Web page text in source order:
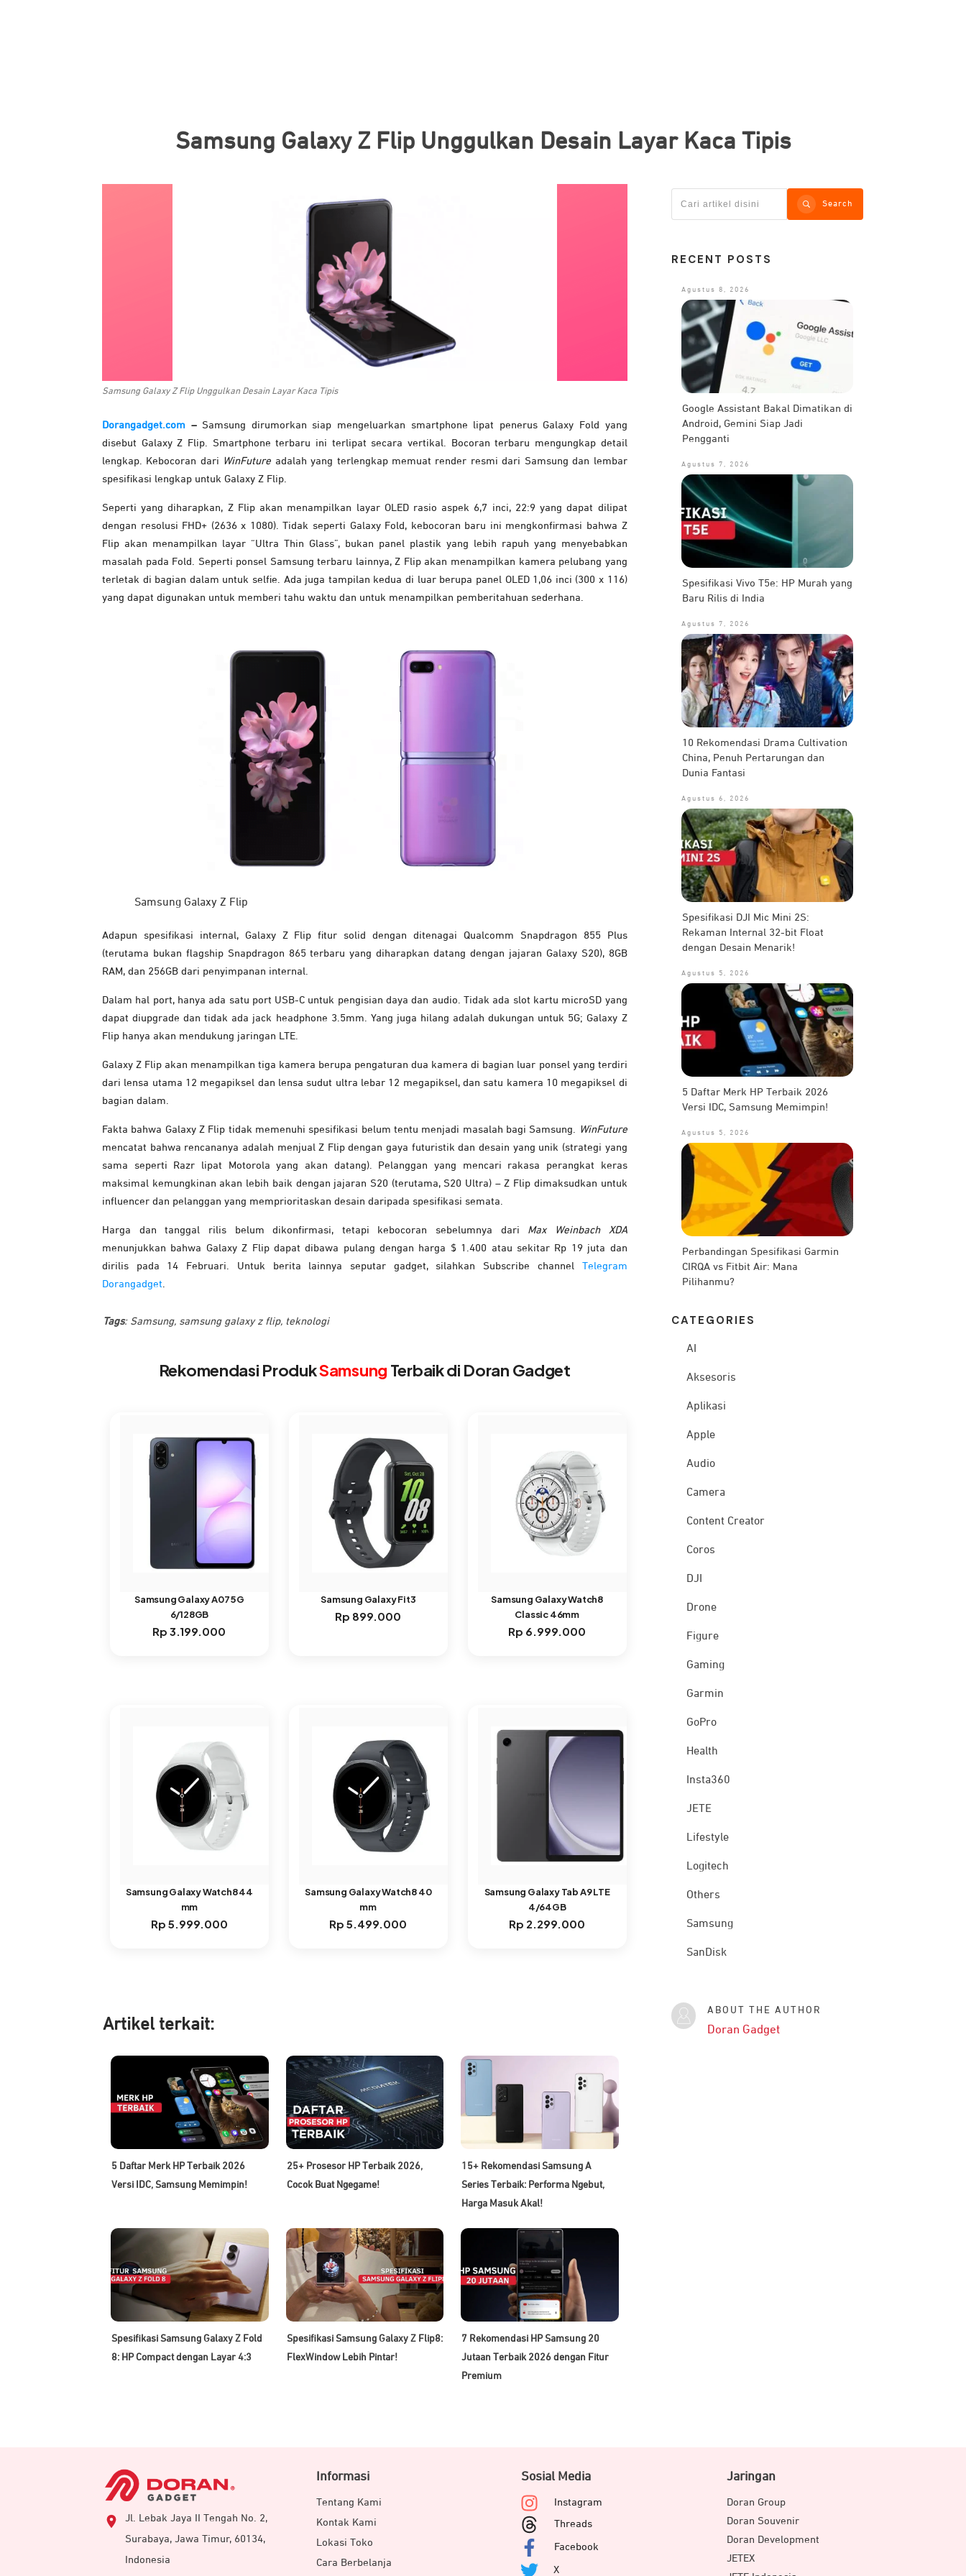
Samsung Galaxy Z Flip Unggulkan Desain Layar Kaca Tipis
Samsung Galaxy Z Flip Unggulkan Desain Layar Kaca Tipis
Dorangadget.com –Samsung dirumorkan siap mengeluarkan smartphone lipat penerus Galaxy Fold yang
disebut Galaxy Z Flip. Smartphone terbaru ini terlipat secara vertikal. Bocoran terbaru mengungkap detail
lengkap. Kebocoran dari WinFuture adalah yang terlengkap memuat render resmi dari Samsung dan lembar
spesifikasi lengkap untuk Galaxy Z Flip.
Seperti yang diharapkan, Z Flip akan menampilkan layar OLED rasio aspek 6,7 inci, 22:9 yang dapat dilipat
dengan resolusi FHD+ (2636 x 1080). Tidak seperti Galaxy Fold, kebocoran baru ini mengkonfirmasi bahwa Z
Flip akan menampilkan layar “Ultra Thin Glass”, bukan panel plastik yang lebih rapuh yang menyebabkan
masalah pada Fold. Seperti ponsel Samsung terbaru lainnya, Z Flip akan menampilkan kamera pelubang yang
terletak di bagian dalam untuk selfie. Ada juga tampilan kedua di luar berupa panel OLED 1,06 inci (300 x 116)
yang dapat digunakan untuk memberi tahu waktu dan untuk menampilkan pemberitahuan sederhana.
Samsung Galaxy Z Flip
Adapun spesifikasi internal, Galaxy Z Flip fitur solid dengan ditenagai Qualcomm Snapdragon 855 Plus
(terutama bukan flagship Snapdragon 865 terbaru yang diharapkan datang dengan jajaran Galaxy S20), 8GB
RAM, dan 256GB dari penyimpanan internal.
Dalam hal port, hanya ada satu port USB-C untuk pengisian daya dan audio. Tidak ada slot kartu microSD yang
dapat diupgrade dan tidak ada jack headphone 3.5mm. Yang juga hilang adalah dukungan untuk 5G; Galaxy Z
Flip hanya akan mendukung jaringan LTE.
Galaxy Z Flip akan menampilkan tiga kamera berupa pengaturan dua kamera di bagian luar ponsel yang terdiri
dari lensa utama 12 megapiksel dan lensa sudut ultra lebar 12 megapiksel, dan satu kamera 10 megapiksel di
bagian dalam.
Fakta bahwa Galaxy Z Flip tidak memenuhi spesifikasi belum tentu menjadi masalah bagi Samsung.
WinFuture
mencatat bahwa rencananya adalah menjual Z Flip dengan gaya futuristik dan desain yang unik (strategi yang
sama seperti Razr lipat Motorola yang akan datang). Pelanggan yang mencari rakasa perangkat keras
maksimal kemungkinan akan lebih baik dengan jajaran S20 (terutama, S20 Ultra) – Z Flip dimaksudkan untuk
influencer dan pelanggan yang memprioritaskan desain daripada spesifikasi semata.
Harga dan tanggal rilis belum dikonfirmasi, tetapi kebocoran sebelumnya dari Max Weinbach XDA
menunjukkan bahwa Galaxy Z Flip dapat dibawa pulang dengan harga $ 1.400 atau sekitar Rp 19 juta dan
dirilis pada 14 Februari. Untuk berita lainnya seputar gadget, silahkan Subscribe channel Telegram
Dorangadget
Tags: Samsung, samsung galaxy z flip, teknologi
Rekomendasi ProdukSamsung Terbaik di Doran Gadget
Samsung Galaxy A07 5G
6/128GB
Rp 3.199.000
Samsung Galaxy Fit3
Rp 899.000
Samsung Galaxy Watch8
Classic 46mm
Rp 6.999.000
Samsung Galaxy Watch8 44
mm
Rp 5.999.000
Samsung Galaxy Watch8 40
mm
Rp 5.499.000
Samsung Galaxy Tab A9 LTE
4/64GB
Rp 2.299.000
Artikel terkait:
5 Daftar Merk HP Terbaik 2026
Versi IDC, Samsung Memimpin!
25+ Prosesor HP Terbaik 2026,
Cocok Buat Ngegame!
15+ Rekomendasi Samsung A
Series Terbaik: Performa Ngebut,
Harga Masuk Akal!
Spesifikasi Samsung Galaxy Z Fold
8: HP Compact dengan Layar 4:3
Spesifikasi Samsung Galaxy Z Flip8:
FlexWindow Lebih Pintar!
7 Rekomendasi HP Samsung 20
Jutaan Terbaik 2026 dengan Fitur
Premium
Search
RECENT POSTS
Agustus 8, 2026
Google Assistant Bakal Dimatikan di
Android, Gemini Siap Jadi
Pengganti
Agustus 7, 2026
Spesifikasi Vivo T5e: HP Murah yang
Baru Rilis di India
Agustus 7, 2026
10 Rekomendasi Drama Cultivation
China, Penuh Pertarungan dan
Dunia Fantasi
Agustus 6, 2026
Spesifikasi DJI Mic Mini 2S:
Rekaman Internal 32-bit Float
dengan Desain Menarik!
Agustus 5, 2026
5 Daftar Merk HP Terbaik 2026
Versi IDC, Samsung Memimpin!
Agustus 5, 2026
Perbandingan Spesifikasi Garmin
CIRQA vs Fitbit Air: Mana
Pilihanmu?
CATEG ORIES
AI
Aksesoris
Aplikasi
Apple
Audio
Camera
Content Creator
Coros
DJI
Drone
Figure
Gaming
Garmin
GoPro
Health
Insta360
JETE
Lifestyle
Logitech
Others
Samsung
SanDisk
ABOUT THE AUTHOR
Doran Gadget
Jl. Lebak Jaya II Tengah No. 2,
Surabaya, Jawa Timur, 60134,
Indonesia
Informasi
Tentang Kami
Kontak Kami
Lokasi Toko
Cara Berbelanja
Sosial Media
Instagram
Threads
Facebook
X
Jaringan
Doran Group
Doran Souvenir
Doran Development
JETEX